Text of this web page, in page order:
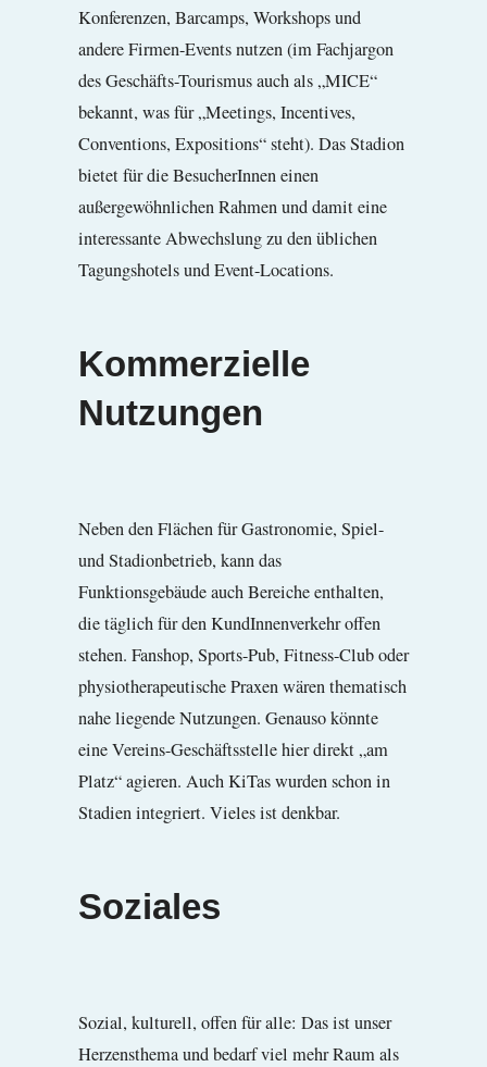
Konferenzen, Barcamps, Workshops und
andere Firmen-Events nutzen (im Fachjargon
des Geschäfts-Tourismus auch als „MICE“
bekannt, was für „Meetings, Incentives,
Conventions, Expositions“ steht). Das Stadion
bietet für die BesucherInnen einen
außergewöhnlichen Rahmen und damit eine
interessante Abwechslung zu den üblichen
Tagungshotels und Event-Locations.
Kommerzielle
Nutzungen
Neben den Flächen für Gastronomie, Spiel-
und Stadionbetrieb, kann das
Funktionsgebäude auch Bereiche enthalten,
die täglich für den KundInnenverkehr offen
stehen. Fanshop, Sports-Pub, Fitness-Club oder
physiotherapeutische Praxen wären thematisch
nahe liegende Nutzungen. Genauso könnte
eine Vereins-Geschäftsstelle hier direkt „am
Platz“ agieren. Auch KiTas wurden schon in
Stadien integriert. Vieles ist denkbar.
Soziales
Sozial, kulturell, offen für alle: Das ist unser
Herzensthema und bedarf viel mehr Raum als